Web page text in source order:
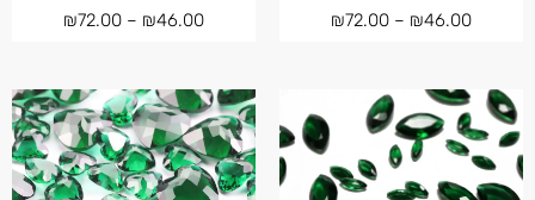
₪46.00
–
₪72.00
₪46.00
–
₪72.00